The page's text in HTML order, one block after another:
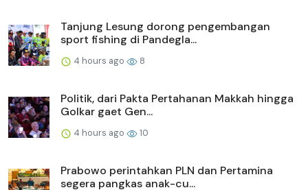
Tanjung Lesung dorong pengembangan
sport fishing di Pandegla...
4 hours ago 8
Politik, dari Pakta Pertahanan Makkah hingga
Golkar gaet Gen...
4 hours ago 10
Prabowo perintahkan PLN dan Pertamina
segera pangkas anak-cu...